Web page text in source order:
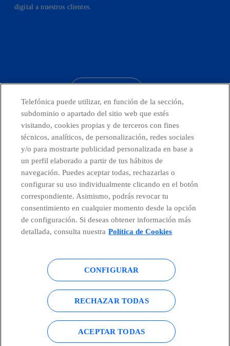
digital a nuestros clientes.
Telefónica en redes sociales
Canal de Denuncias
Centro Global Transparencia
Política de cookies Aviso legal
Accesibilidad Política de privacidad
Mapa del sitio
Telefónica puede utilizar, en función de la sección,
subdominio o apartado del sitio web que estés
visitando, cookies propias y de terceros con fines
técnicos, analíticos, de personalización, redes sociales
y/o para mostrarte publicidad personalizada en base a
un perfil elaborado a partir de tus hábitos de
navegación. Puedes aceptar todas, rechazarlas o
configurar su uso individualmente clicando en el botón
correspondiente. Asimismo, podrás revocar tu
consentimiento en cualquier momento desde la opción
de configuración. Si deseas obtener información más
detallada, consulta nuestra Política de Cookies
CONFIGURAR
RECHAZAR TODAS
ACEPTAR TODAS